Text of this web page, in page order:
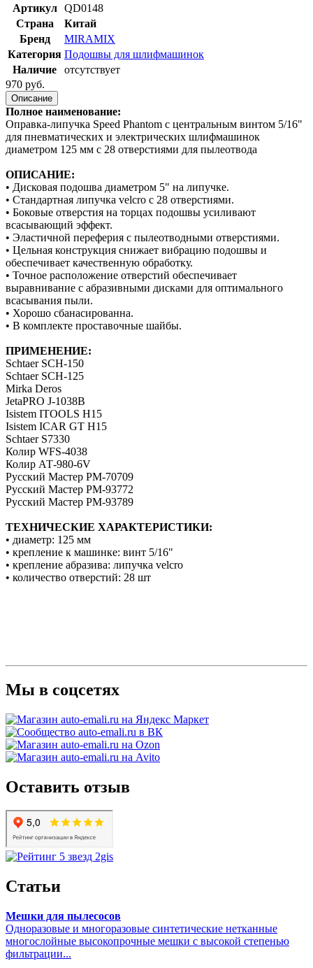
Артикул
QD0148
Страна
Китай
Бренд
MIRAMIX
Категория Подошвы для шлифмашинок
Наличие
отсутствует
970 руб.
Описание
Полное наименование:
Оправка-липучка Speed Phantom с центральным винтом 5/16"
для пневматических и электрических шлифмашинок
диаметром 125 мм с 28 отверстиями для пылеотвода
ОПИСАНИЕ:
• Дисковая подошва диаметром 5" на липучке.
• Стандартная липучка velcro с 28 отверстиями.
• Боковые отверстия на торцах подошвы усиливают
всасывающий эффект.
• Эластичной переферия с пылеотводными отверстиями.
• Цельная конструкция снижает вибрацию подошвы и
обеспечивает качественную обработку.
• Точное расположение отверстий обеспечивает
выравнивание с абразивными дисками для оптимального
всасывания пыли.
• Хорошо сбанасированна.
• В комплекте проставочные шайбы.
ПРИМЕНЕНИЕ:
Schtaer SCH-150
Schtaer SCH-125
Mirka Deros
JetaPRO J-1038B
Isistem ITOOLS H15
Isistem ICAR GT H15
Schtaer S7330
Колир WFS-4038
Колир АТ-980-6V
Русский Мастер РМ-70709
Русский Мастер РМ-93772
Русский Мастер РМ-93789
ТЕХНИЧЕСКИЕ ХАРАКТЕРИСТИКИ:
• диаметр: 125 мм
• крепление к машинке: винт 5/16"
• крепление абразива: липучка velcro
• количество отверстий: 28 шт
Мы в соцсетях
Оставить отзыв
Статьи
Мешки для пылесосов
Одноразовые и многоразовые синтетические нетканные
многослойные высокопрочные мешки с высокой степенью
фильтрации...